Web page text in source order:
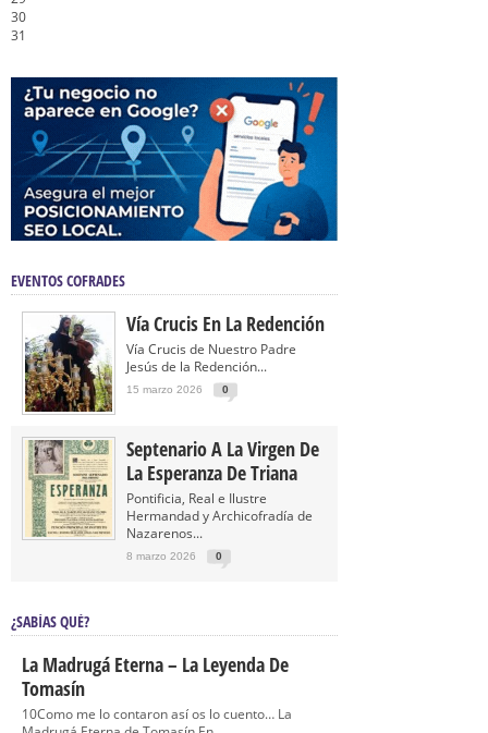
30
31
EVENTOS COFRADES
Vía Crucis En La Redención
Vía Crucis de Nuestro Padre
Jesús de la Redención...
15 marzo 2026 0
Septenario A La Virgen De
La Esperanza De Triana
Pontificia, Real e Ilustre
Hermandad y Archicofradía de
Nazarenos...
8 marzo 2026 0
¿SABÍAS QUÉ?
La Madrugá Eterna – La Leyenda De
Tomasín
10Como me lo contaron así os lo cuento… La